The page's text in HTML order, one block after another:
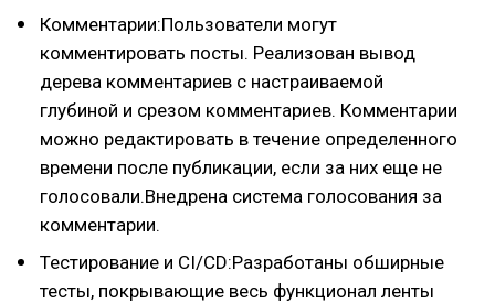
Комментарии:Пользователи могут
комментировать посты. Реализован вывод
дерева комментариев с настраиваемой
глубиной и срезом комментариев. Комментарии
можно редактировать в течение определенного
времени после публикации, если за них еще не
голосовали.Внедрена система голосования за
комментарии.
Тестирование и CI/CD:Разработаны обширные
тесты, покрывающие весь функционал ленты